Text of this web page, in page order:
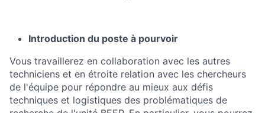
Introduction du poste à pourvoir
Vous travaillerez en collaboration avec les autres
techniciens et en étroite relation avec les chercheurs
de l'équipe pour répondre au mieux aux défis
techniques et logistiques des problématiques de